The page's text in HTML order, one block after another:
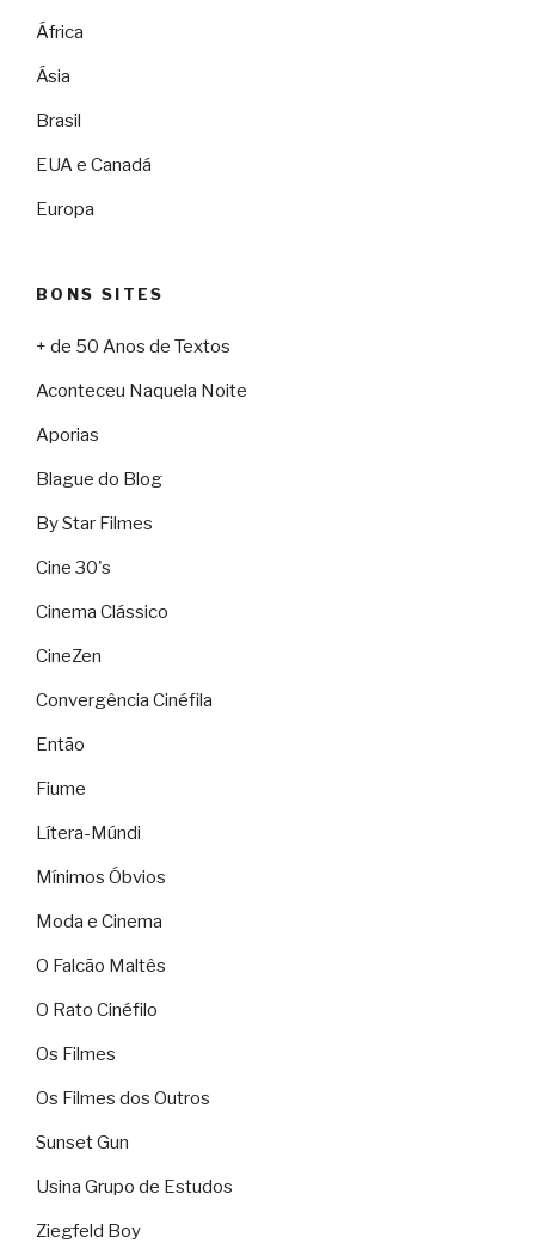
África
Ásia
Brasil
EUA e Canadá
Europa
BONS SITES
+ de 50 Anos de Textos
Aconteceu Naquela Noite
Aporias
Blague do Blog
By Star Filmes
Cine 30's
Cinema Clássico
CineZen
Convergência Cinéfila
Então
Fiume
Lítera-Múndi
Mínimos Óbvios
Moda e Cinema
O Falcão Maltês
O Rato Cinéfilo
Os Filmes
Os Filmes dos Outros
Sunset Gun
Usina Grupo de Estudos
Ziegfeld Boy